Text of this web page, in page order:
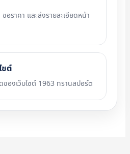
ราคา และส่งรายละเอียดหน้า
ซต์
องเว็บไซต์ 1963 ทรานสปอร์ต